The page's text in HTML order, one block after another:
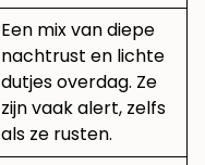
Een mix van diepe
nachtrust en lichte
dutjes overdag. Ze
zijn vaak alert, zelfs
als ze rusten.